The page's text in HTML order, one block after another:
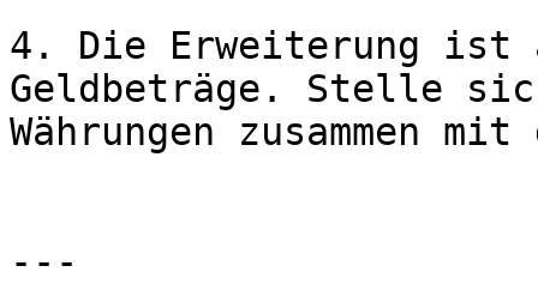
4. Die Erweiterung ist
Geldbeträge. Stelle
Währungen zusammen
---